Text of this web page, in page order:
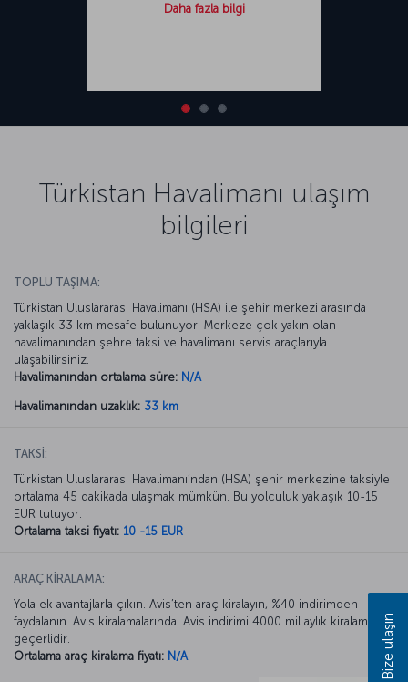
Daha fazla bilgi
Türkistan Havalimanı ulaşım
bilgileri
TOPLU TAŞIMA:
Türkistan Uluslararası Havalimanı (HSA) ile şehir merkezi arasında
yaklaşık 33 km mesafe bulunuyor. Merkeze çok yakın olan
havalimanından şehre taksi ve havalimanı servis araçlarıyla
ulaşabilirsiniz.
Havalimanından ortalama süre: N/A
Havalimanından uzaklık: 33 km
TAKSİ:
Türkistan Uluslararası Havalimanı’ndan (HSA) şehir merkezine taksiyle
ortalama 45 dakikada ulaşmak mümkün. Bu yolculuk yaklaşık 10-15
EUR tutuyor.
Ortalama taksi fiyatı: 10 -15 EUR
ARAÇ KİRALAMA:
Yola ek avantajlarla çıkın. Avis’ten araç kiralayın, %40 indirimden
faydalanın. Avis kiralamalarında. Avis indirimi 4000 mil aylık kiralamada
geçerlidir.
Ortalama araç kiralama fiyatı: N/A Bize ulaşın